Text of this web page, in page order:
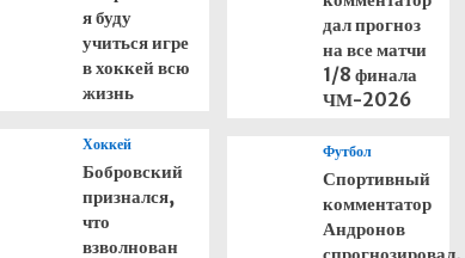
я буду
учиться игре
в хоккей всю
жизнь
Хоккей
Бобровский
признался,
что
взволнован
дал прогноз
на все матчи
1/8 финала
ЧМ-2026
Футбол
Спортивный
комментатор
Андронов